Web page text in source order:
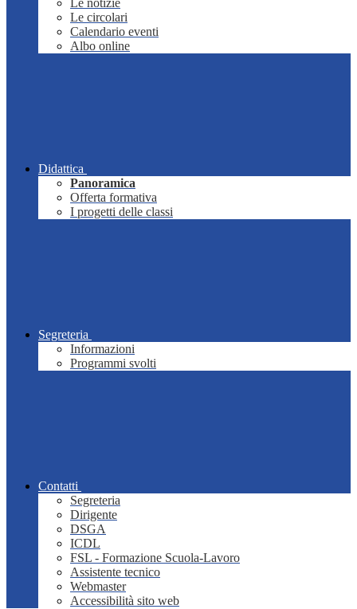
Le notizie
Le circolari
Calendario eventi
Albo online
Didattica
Panoramica
Offerta formativa
I progetti delle classi
Segreteria
Informazioni
Programmi svolti
Contatti
Segreteria
Dirigente
DSGA
ICDL
FSL - Formazione Scuola-Lavoro
Assistente tecnico
Webmaster
Accessibilità sito web